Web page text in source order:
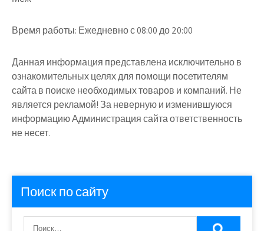
Время работы: Ежедневно с 08:00 до 20:00
Данная информация представлена исключительно в
ознакомительных целях для помощи посетителям
сайта в поиске необходимых товаров и компаний. Не
является рекламой! За неверную и изменившуюся
информацию Администрация сайта ответственность
не несет.
Поиск по сайту